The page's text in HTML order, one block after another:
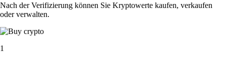
Nach der Verifizierung können Sie Kryptowerte kaufen, verkaufen
oder verwalten.
1